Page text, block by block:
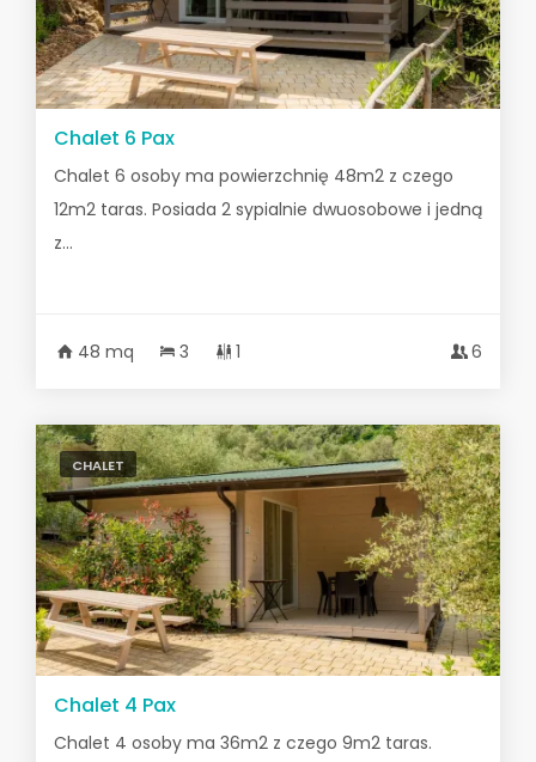
Chalet 6 Pax
Chalet 6 osoby ma powierzchnię 48m2 z czego
12m2 taras. Posiada 2 sypialnie dwuosobowe i jedną
z...
48 mq 3 1 6
CHALET
Chalet 4 Pax
Chalet 4 osoby ma 36m2 z czego 9m2 taras.